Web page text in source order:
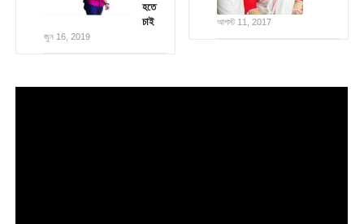
হতে
চাই
জুন 16, 2019
আগস্ট 11, 2017